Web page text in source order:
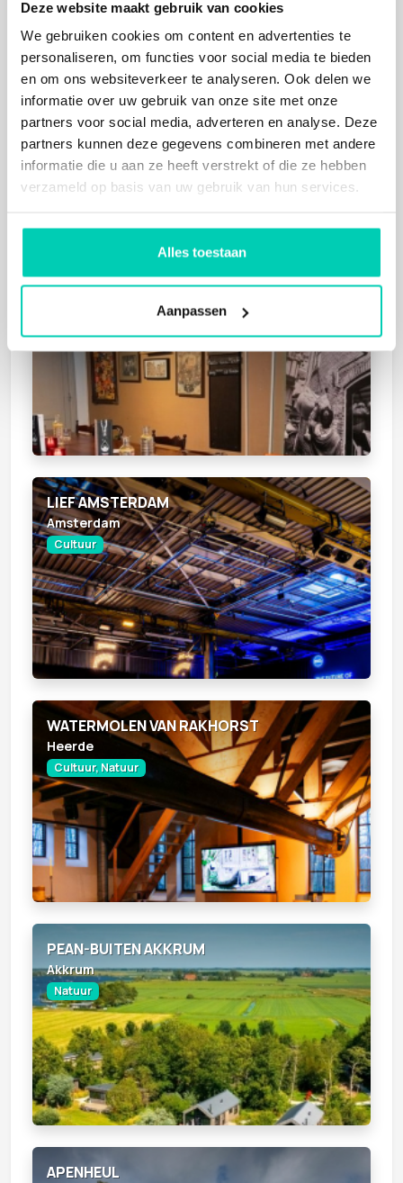
Deze website maakt gebruik van cookies
We gebruiken cookies om content en advertenties te
personaliseren, om functies voor social media te bieden
en om ons websiteverkeer te analyseren. Ook delen we
informatie over uw gebruik van onze site met onze
partners voor social media, adverteren en analyse. Deze
partners kunnen deze gegevens combineren met andere
informatie die u aan ze heeft verstrekt of die ze hebben
verzameld op basis van uw gebruik van hun services.
Alles toestaan
Aanpassen
KASTEEL DUURSTEDE
Wijk bij Duurstede
Cultuur, Natuur
PROEFLOKAAL DE PRAEL
LIEF AMSTERDAM
Amsterdam
Cultuur
WATERMOLEN VAN RAKHORST
Heerde
Cultuur, Natuur
PEAN-BUITEN AKKRUM
Akkrum
Natuur
APENHEUL